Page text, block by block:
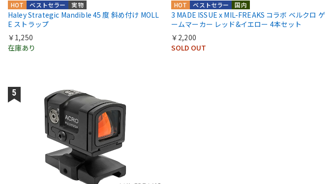
実物
ベストセラー
HOT
Haley Strategic Mandible 45 度 斜め付け MOLL
E ストラップ
￥1,250
在庫あり
国内
ベストセラー
HOT
3 MADE ISSUE x MIL-FREAKS コラボ ベルクロ ゲ
ームマーカー レッド&イエロー 4本セット
￥2,200
SOLD OUT